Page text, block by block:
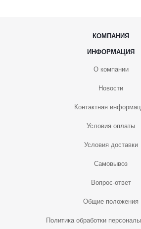
КОМПАНИЯ
ИНФОРМАЦИЯ
О компании
Новости
Контактная
Условия оплаты
Условия доставки
Самовывоз
Вопрос-ответ
Общие положения
Политика обработки